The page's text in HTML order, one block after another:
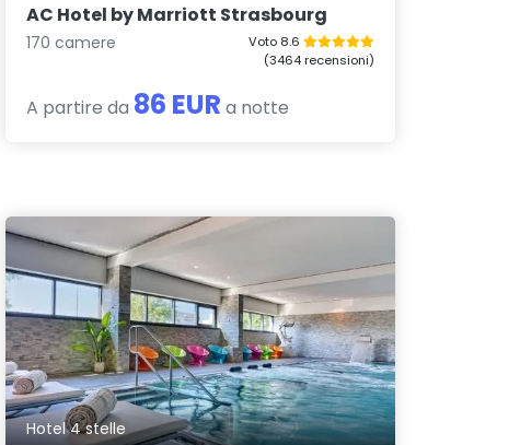
AC Hotel by Marriott Strasbourg
170 camere
Voto 8.6
(3464 recensioni)
A partire da 86 EUR a notte
Hotel 4 stelle